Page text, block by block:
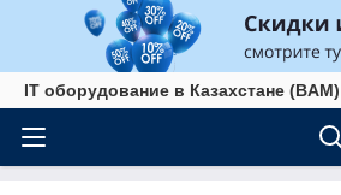
IT оборудование в Казахстане (BAM)